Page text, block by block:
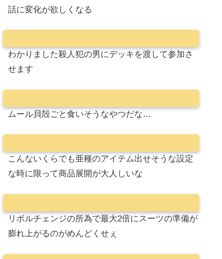
話に変化が欲しくなる
わかりました殺人犯の男にデッキを渡して参加さ
せます
ムール貝殻ごと食いそうなやつだな…
こんないくらでも亜種のアイテム出せそうな設定
な時に限って商品展開が大人しいな
リボルチェンジの所為で最大2倍にスーツの準備が
膨れ上がるのがめんどくせぇ